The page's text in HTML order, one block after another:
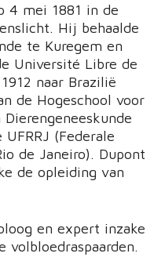
4 mei 1881 in de
Hij behaalde
te Kuregem en
Université Libre de
naar Brazilië
de Hogeschool voor
(Federale
de Janeiro). Dupont
de opleiding van
en expert inzake
volbloedraspaarden.